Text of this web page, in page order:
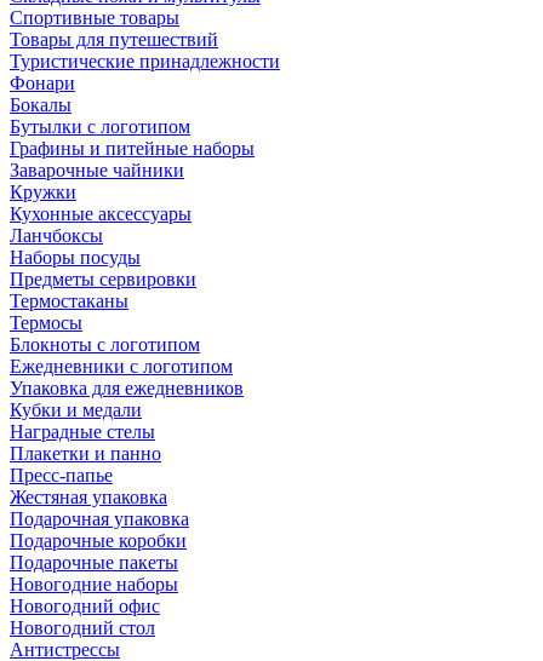
Спортивные товары
Товары для путешествий
Туристические принадлежности
Фонари
Бокалы
Бутылки с логотипом
Графины и питейные наборы
Заварочные чайники
Кружки
Кухонные аксессуары
Ланчбоксы
Наборы посуды
Предметы сервировки
Термостаканы
Термосы
Блокноты с логотипом
Ежедневники с логотипом
Упаковка для ежедневников
Кубки и медали
Наградные стелы
Плакетки и панно
Пресс-папье
Жестяная упаковка
Подарочная упаковка
Подарочные коробки
Подарочные пакеты
Новогодние наборы
Новогодний офис
Новогодний стол
Антистрессы